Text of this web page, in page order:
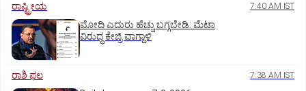
ರಾಷ್ಟ್ರೀಯ 7:40 AM IST
ಮೋದಿ ಎದುರು ಹೆಚ್ಚು ಬಗ್ಗಬೇಡಿ: ಮೆಟಾ
ವಿರುದ್ಧ ಕೇಜ್ರಿ ವಾಗ್ದಾಳಿ
ರಾಶಿ ಫಲ 7:38 AM IST